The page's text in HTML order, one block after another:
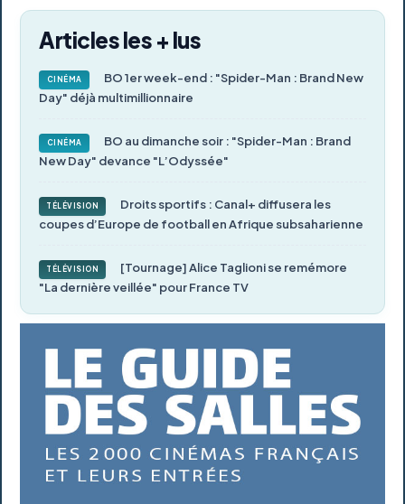
Articles les + lus
CINÉMA
BO 1er week-end : "Spider-Man : Brand New
Day" déjà multimillionnaire
CINÉMA
BO au dimanche soir : "Spider-Man : Brand
New Day" devance "L’Odyssée"
TÉLÉVISION
Droits sportifs : Canal+ diffusera les
coupes d’Europe de football en Afrique subsaharienne
TÉLÉVISION
[Tournage] Alice Taglioni se remémore
"La dernière veillée" pour France TV